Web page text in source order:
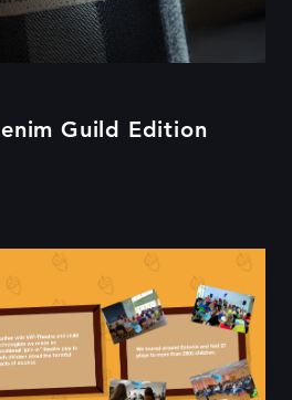
Guild Edition
koolituur